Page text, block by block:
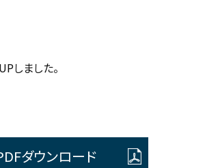
しました。
ダウンロード